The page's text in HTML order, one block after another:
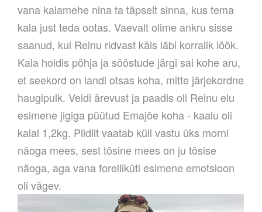
vana kalamehe nina ta täpselt sinna, kus tema
kala just teda ootas. Vaevalt olime ankru sisse
saanud, kui Reinu ridvast käis läbi korralik löök.
Kala hoidis põhja ja sööstude järgi sai kohe aru,
et seekord on landi otsas koha, mitte järjekordne
haugipulk. Veidi ärevust ja paadis oli Reinu elu
esimene jigiga püütud Emajõe koha - kaalu oli
kalal 1,2kg. Pildilt vaatab küll vastu üks morni
näoga mees, sest tõsine mees on ju tõsise
näoga, aga vana forelliküti esimene emotsioon
oli vägev.